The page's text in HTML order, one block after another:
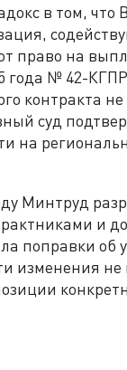
в том, что
право на
года № 42-
контракта
суд
на
Минтруд
и
поправки об
изменения не